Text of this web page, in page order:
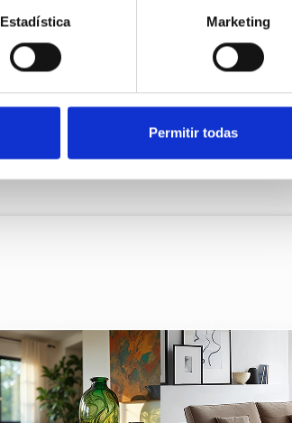
Estadística Marketing
Permitir todas